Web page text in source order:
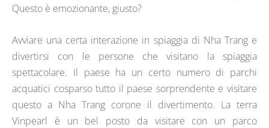
Questo è emozionante, giusto?
Avviare una certa interazione in spiaggia di Nha Trang e
divertirsi con le persone che visitano la spiaggia
spettacolare. Il paese ha un certo numero di parchi
acquatici cosparso tutto il paese sorprendente e visitare
questo a Nha Trang corone il divertimento. La terra
Vinpearl è un bel posto da visitare con un parco